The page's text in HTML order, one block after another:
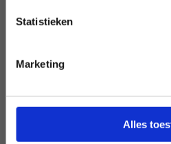
Statistieken
Marketing
Alles
Specjalna